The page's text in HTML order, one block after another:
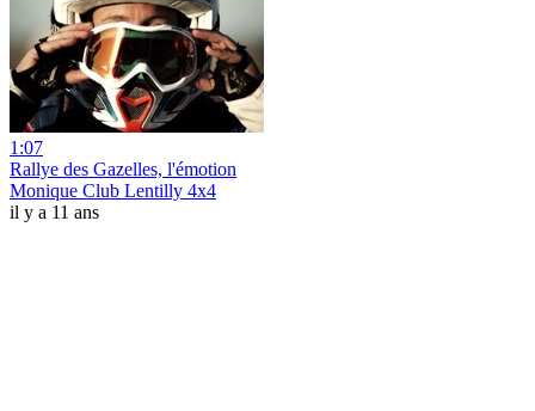
1:07
Rallye des Gazelles, l'émotion
Monique Club Lentilly 4x4
il y a 11 ans